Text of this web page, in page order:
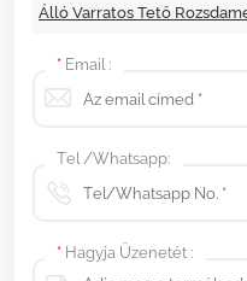
Álló Varratos Tető
* Email :
Tel /Whatsapp:
* Hagyja Üzenetét :